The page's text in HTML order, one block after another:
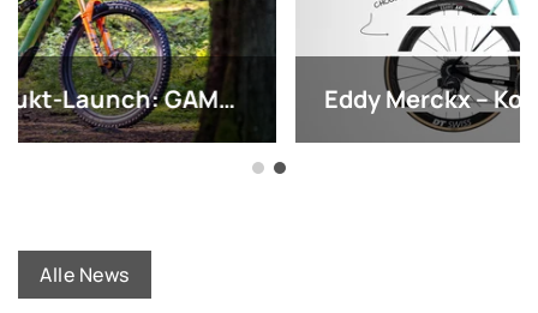
Eddy Merckx – Konfigurator: Build Your Dream Merckx
Alle News